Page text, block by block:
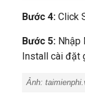
Bước 4: Click
Bước 5: Nhập
Install cài đặt
Ảnh: